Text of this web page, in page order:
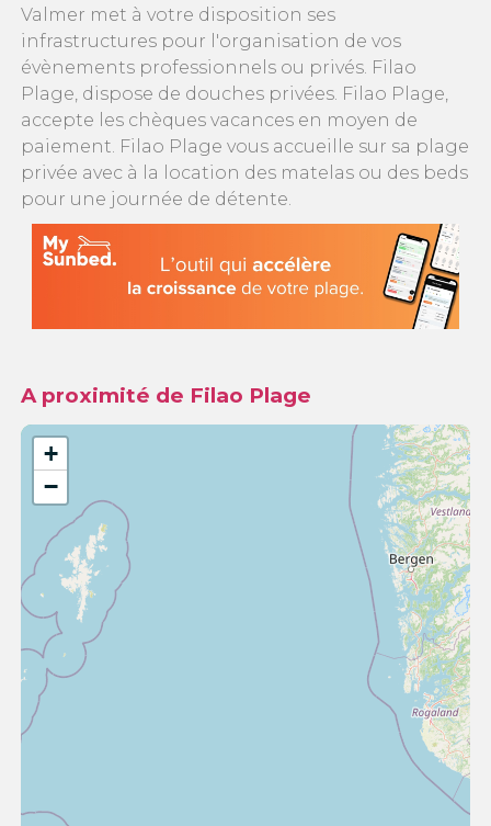
Valmer met à votre disposition ses
infrastructures pour l'organisation de vos
évènements professionnels ou privés. Filao
Plage, dispose de douches privées. Filao Plage,
accepte les chèques vacances en moyen de
paiement. Filao Plage vous accueille sur sa plage
privée avec à la location des matelas ou des beds
pour une journée de détente.
A proximité de Filao Plage
+
−